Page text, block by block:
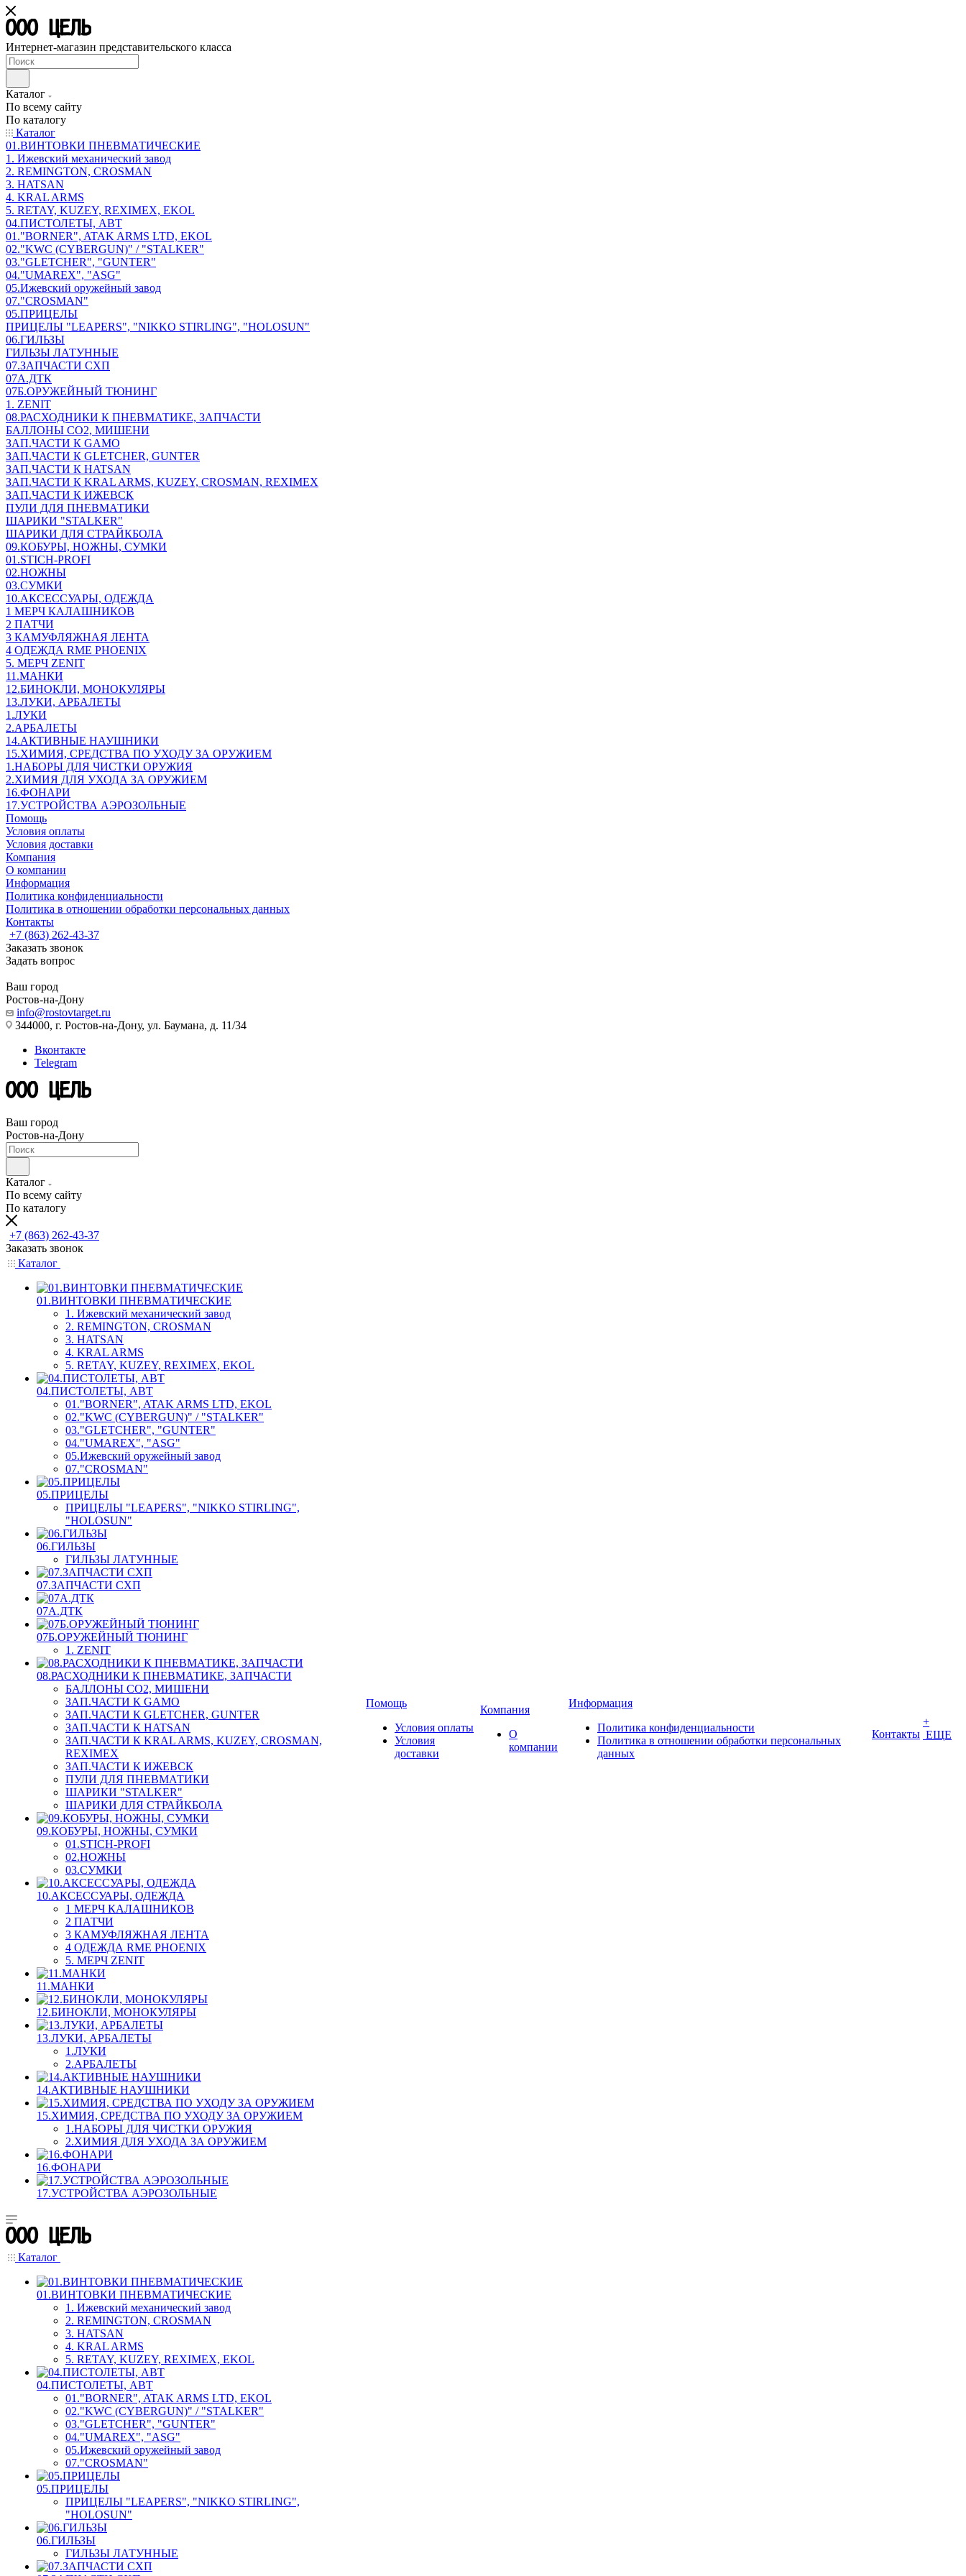
Интернет-магазин представительского класса
Каталог
По всему сайту
По каталогу
Каталог
01.ВИНТОВКИ ПНЕВМАТИЧЕСКИЕ
1. Ижевский механический завод
2. REMINGTON, CROSMAN
3. HATSAN
4. KRAL ARMS
5. RETAY, KUZEY, REXIMEX, EKOL
04.ПИСТОЛЕТЫ, АВТ
01."BORNER", ATAK ARMS LTD, EKOL
02."KWC (CYBERGUN)" / "STALKER"
03."GLETCHER", "GUNTER"
04."UMAREX", "ASG"
05.Ижевский оружейный завод
07."CROSMAN"
05.ПРИЦЕЛЫ
ПРИЦЕЛЫ "LEAPERS", "NIKKO STIRLING", "HOLOSUN"
06.ГИЛЬЗЫ
ГИЛЬЗЫ ЛАТУННЫЕ
07.ЗАПЧАСТИ СХП
07А.ДТК
07Б.ОРУЖЕЙНЫЙ ТЮНИНГ
1. ZENIT
08.РАСХОДНИКИ К ПНЕВМАТИКЕ, ЗАПЧАСТИ
БАЛЛОНЫ CO2, МИШЕНИ
ЗАП.ЧАСТИ К GAMO
ЗАП.ЧАСТИ К GLETCHER, GUNTER
ЗАП.ЧАСТИ К HATSAN
ЗАП.ЧАСТИ К KRAL ARMS, KUZEY, CROSMAN, REXIMEX
ЗАП.ЧАСТИ К ИЖЕВСК
ПУЛИ ДЛЯ ПНЕВМАТИКИ
ШАРИКИ "STALKER"
ШАРИКИ ДЛЯ СТРАЙКБОЛА
09.КОБУРЫ, НОЖНЫ, СУМКИ
01.STICH-PROFI
02.НОЖНЫ
03.СУМКИ
10.АКСЕССУАРЫ, ОДЕЖДА
1 МЕРЧ КАЛАШНИКОВ
2 ПАТЧИ
3 КАМУФЛЯЖНАЯ ЛЕНТА
4 ОДЕЖДА RME PHOENIX
5. МЕРЧ ZENIT
11.МАНКИ
12.БИНОКЛИ, МОНОКУЛЯРЫ
13.ЛУКИ, АРБАЛЕТЫ
1.ЛУКИ
2.АРБАЛЕТЫ
14.АКТИВНЫЕ НАУШНИКИ
15.ХИМИЯ, СРЕДСТВА ПО УХОДУ ЗА ОРУЖИЕМ
1.НАБОРЫ ДЛЯ ЧИСТКИ ОРУЖИЯ
2.ХИМИЯ ДЛЯ УХОДА ЗА ОРУЖИЕМ
16.ФОНАРИ
17.УСТРОЙСТВА АЭРОЗОЛЬНЫЕ
Помощь
Условия оплаты
Условия доставки
Компания
О компании
Информация
Политика конфиденциальности
Политика в отношении обработки персональных данных
Контакты
+7 (863) 262-43-37
Заказать звонок
Задать вопрос
Ваш город
Ростов-на-Дону
info@rostovtarget.ru
344000, г. Ростов-на-Дону, ул. Баумана, д. 11/34
Вконтакте
Telegram
Ваш город
Ростов-на-Дону
Каталог
По всему сайту
По каталогу
+7 (863) 262-43-37
Заказать звонок
Каталог
01.ВИНТОВКИ ПНЕВМАТИЧЕСКИЕ
1. Ижевский механический завод
2. REMINGTON, CROSMAN
3. HATSAN
4. KRAL ARMS
5. RETAY, KUZEY, REXIMEX, EKOL
04.ПИСТОЛЕТЫ, АВТ
01."BORNER", ATAK ARMS LTD, EKOL
02."KWC (CYBERGUN)" / "STALKER"
03."GLETCHER", "GUNTER"
04."UMAREX", "ASG"
05.Ижевский оружейный завод
07."CROSMAN"
05.ПРИЦЕЛЫ
ПРИЦЕЛЫ "LEAPERS", "NIKKO STIRLING",
"HOLOSUN"
06.ГИЛЬЗЫ
ГИЛЬЗЫ ЛАТУННЫЕ
07.ЗАПЧАСТИ СХП
07А.ДТК
07Б.ОРУЖЕЙНЫЙ ТЮНИНГ
1. ZENIT
08.РАСХОДНИКИ К ПНЕВМАТИКЕ, ЗАПЧАСТИ
БАЛЛОНЫ CO2, МИШЕНИ
ЗАП.ЧАСТИ К GAMO
ЗАП.ЧАСТИ К GLETCHER, GUNTER
ЗАП.ЧАСТИ К HATSAN
ЗАП.ЧАСТИ К KRAL ARMS, KUZEY, CROSMAN,
REXIMEX
ЗАП.ЧАСТИ К ИЖЕВСК
ПУЛИ ДЛЯ ПНЕВМАТИКИ
ШАРИКИ "STALKER"
ШАРИКИ ДЛЯ СТРАЙКБОЛА
09.КОБУРЫ, НОЖНЫ, СУМКИ
01.STICH-PROFI
02.НОЖНЫ
03.СУМКИ
10.АКСЕССУАРЫ, ОДЕЖДА
1 МЕРЧ КАЛАШНИКОВ
2 ПАТЧИ
3 КАМУФЛЯЖНАЯ ЛЕНТА
4 ОДЕЖДА RME PHOENIX
5. МЕРЧ ZENIT
11.МАНКИ
12.БИНОКЛИ, МОНОКУЛЯРЫ
13.ЛУКИ, АРБАЛЕТЫ
1.ЛУКИ
2.АРБАЛЕТЫ
14.АКТИВНЫЕ НАУШНИКИ
15.ХИМИЯ, СРЕДСТВА ПО УХОДУ ЗА ОРУЖИЕМ
1.НАБОРЫ ДЛЯ ЧИСТКИ ОРУЖИЯ
2.ХИМИЯ ДЛЯ УХОДА ЗА ОРУЖИЕМ
16.ФОНАРИ
17.УСТРОЙСТВА АЭРОЗОЛЬНЫЕ
Помощь
Условия оплаты
Условия
доставки
Компания
О
компании
Информация
Политика конфиденциальности
Политика в отношении обработки персональных
данных
Контакты
+
ЕЩЕ
Каталог
01.ВИНТОВКИ ПНЕВМАТИЧЕСКИЕ
1. Ижевский механический завод
2. REMINGTON, CROSMAN
3. HATSAN
4. KRAL ARMS
5. RETAY, KUZEY, REXIMEX, EKOL
04.ПИСТОЛЕТЫ, АВТ
01."BORNER", ATAK ARMS LTD, EKOL
02."KWC (CYBERGUN)" / "STALKER"
03."GLETCHER", "GUNTER"
04."UMAREX", "ASG"
05.Ижевский оружейный завод
07."CROSMAN"
05.ПРИЦЕЛЫ
ПРИЦЕЛЫ "LEAPERS", "NIKKO STIRLING",
"HOLOSUN"
06.ГИЛЬЗЫ
ГИЛЬЗЫ ЛАТУННЫЕ